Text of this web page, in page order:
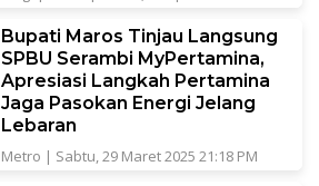
Bupati Maros Tinjau Langsung
SPBU Serambi MyPertamina,
Apresiasi Langkah Pertamina
Jaga Pasokan Energi Jelang
Lebaran
Metro | Sabtu, 29 Maret 2025 21:18 PM